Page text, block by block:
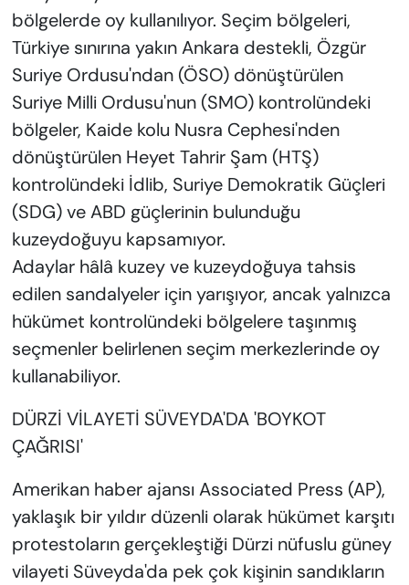
bölgelerde oy kullanılıyor. Seçim bölgeleri,
Türkiye sınırına yakın Ankara destekli, Özgür
Suriye Ordusu'ndan (ÖSO) dönüştürülen
Suriye Milli Ordusu'nun (SMO) kontrolündeki
bölgeler, Kaide kolu Nusra Cephesi'nden
dönüştürülen Heyet Tahrir Şam (HTŞ)
kontrolündeki İdlib, Suriye Demokratik Güçleri
(SDG) ve ABD güçlerinin bulunduğu
kuzeydoğuyu kapsamıyor.
Adaylar hâlâ kuzey ve kuzeydoğuya tahsis
edilen sandalyeler için yarışıyor, ancak yalnızca
hükümet kontrolündeki bölgelere taşınmış
seçmenler belirlenen seçim merkezlerinde oy
kullanabiliyor.
DÜRZİ VİLAYETİ SÜVEYDA'DA 'BOYKOT
ÇAĞRISI'
Amerikan haber ajansı Associated Press (AP),
yaklaşık bir yıldır düzenli olarak hükümet karşıtı
protestoların gerçekleştiği Dürzi nüfuslu güney
vilayeti Süveyda'da pek çok kişinin sandıkların